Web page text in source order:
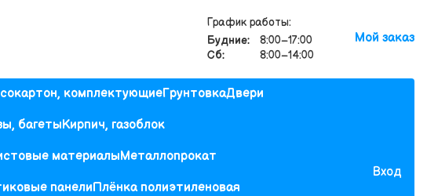
График работы:
Будние:
8:00–17:00
Сб:
8:00–14:00
Мой заказ
комплектующиеГрунтовкаДвери
багетыКирпич, газоблок
материалыМеталлопрокат
панелиПлёнка полиэтиленовая
Вход